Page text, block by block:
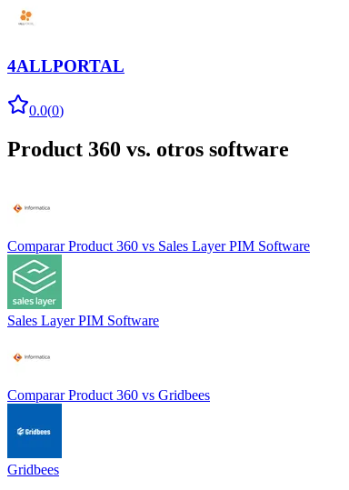
4ALLPORTAL
0.0(0)
Product 360 vs. otros software
Comparar Product 360 vs Sales Layer PIM Software
Sales Layer PIM Software
Comparar Product 360 vs Gridbees
Gridbees